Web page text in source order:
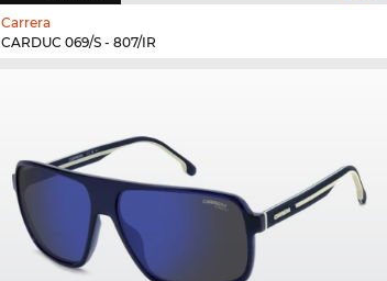
Carrera
CARDUC 069/S - 807/IR